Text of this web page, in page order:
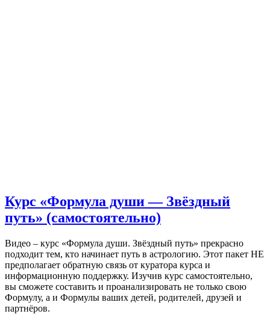
Курс «Формула души — Звёздный
путь» (самостоятельно)
Видео – курс «Формула души. Звёздный путь» прекрасно
подходит тем, кто начинает путь в астрологию. Этот пакет НЕ
предполагает обратную связь от куратора курса и
информационную поддержку. Изучив курс самостоятельно,
вы сможете составить и проанализировать не только свою
Формулу, а и Формулы ваших детей, родителей, друзей и
партнёров.